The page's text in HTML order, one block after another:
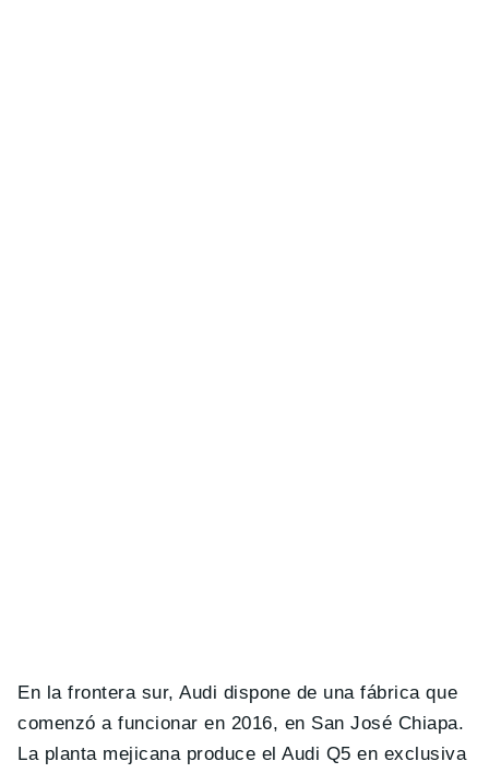
En la frontera sur, Audi dispone de una fábrica que
comenzó a funcionar en 2016, en San José Chiapa.
La planta mejicana produce el Audi Q5 en exclusiva